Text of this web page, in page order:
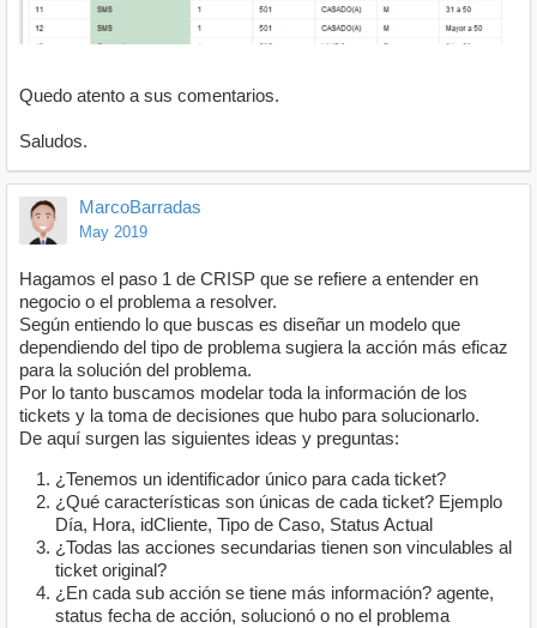
Quedo atento a sus comentarios.
Saludos.
MarcoBarradas
May 2019
Hagamos el paso 1 de CRISP que se refiere a entender en
negocio o el problema a resolver.
Según entiendo lo que buscas es diseñar un modelo que
dependiendo del tipo de problema sugiera la acción más eficaz
para la solución del problema.
Por lo tanto buscamos modelar toda la información de los
tickets y la toma de decisiones que hubo para solucionarlo.
De aquí surgen las siguientes ideas y preguntas:
¿Tenemos un identificador único para cada ticket?
¿Qué características son únicas de cada ticket? Ejemplo
Día, Hora, idCliente, Tipo de Caso, Status Actual
¿Todas las acciones secundarias tienen son vinculables al
ticket original?
¿En cada sub acción se tiene más información? agente,
status fecha de acción, solucionó o no el problema